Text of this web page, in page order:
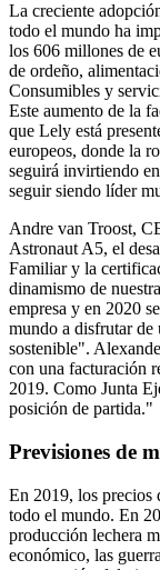
La creciente
todo el mundo ha
los 606 millones de
de ordeño,
Consumibles y
Este aumento de la
que Lely está
europeos, donde la
seguirá invirtiendo
seguir siendo líder
Andre van Troost,
Astronaut A5, el
Familiar y la
dinamismo de
empresa y en 2020
mundo a disfrutar de
sostenible".
con una facturación
2019. Como Junta
posición de partida."
Previsiones de
En 2019, los precios
todo el mundo. En
producción lechera
económico, las